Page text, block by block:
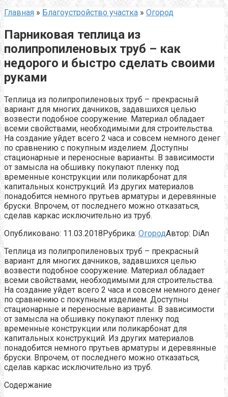
Главная » Благоустройство участка » Огород
Парниковая теплица из
полипропиленовых труб – как
недорого и быстро сделать своими
руками
Теплица из полипропиленовых труб – прекрасный
вариант для многих дачников, задавшихся целью
возвести подобное сооружение. Материал обладает
всеми свойствами, необходимыми для строительства.
На создание уйдет всего 2 часа и совсем немного денег
по сравнению с покупным изделием. Доступны
стационарные и переносные варианты. В зависимости
от замысла на обшивку покупают пленку под
временные конструкции или поликарбонат для
капитальных конструкций. Из других материалов
понадобится немного прутьев арматуры и деревянные
бруски. Впрочем, от последнего можно отказаться,
сделав каркас исключительно из труб.
Опубликовано: 11.03.2018Рубрика: ОгородАвтор: DiAn
Теплица из полипропиленовых труб – прекрасный
вариант для многих дачников, задавшихся целью
возвести подобное сооружение. Материал обладает
всеми свойствами, необходимыми для строительства.
На создание уйдет всего 2 часа и совсем немного денег
по сравнению с покупным изделием. Доступны
стационарные и переносные варианты. В зависимости
от замысла на обшивку покупают пленку под
временные конструкции или поликарбонат для
капитальных конструкций. Из других материалов
понадобится немного прутьев арматуры и деревянные
бруски. Впрочем, от последнего можно отказаться,
сделав каркас исключительно из труб.
Содержание